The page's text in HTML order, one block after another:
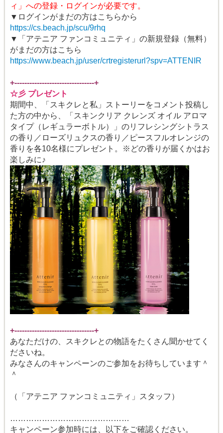
ィ」への登録・ログインが必要です。
▼ログインがまだの方はこちらから
https://cs.beach.jp/scu/9rhq
▼「アテニア ファンコミュニティ」の新規登録（無料）
がまだの方はこちら
https://www.beach.jp/user/crtregisterurl?spv=ATTENIR
+--------------------------------+
☆彡 プレゼント
期間中、「スキクレと私」ストーリーをコメント投稿し
た方の中から、「スキンクリア クレンズ オイル アロマ
タイプ（レギュラーボトル）」のリフレシングシトラス
の香り／ローズリュクスの香り／ピースフルオレンジの
香りを各10名様にプレゼント。※どの香りが届くかはお
楽しみに♪
+--------------------------------+
あなただけの、スキクレとの物語をたくさん聞かせてく
ださいね。
みなさんのキャンペーンのご参加をお待ちしています＾
＾
（「アテニア ファンコミュニティ」スタッフ）
………………………………………
キャンペーン参加時には、以下をご確認ください。